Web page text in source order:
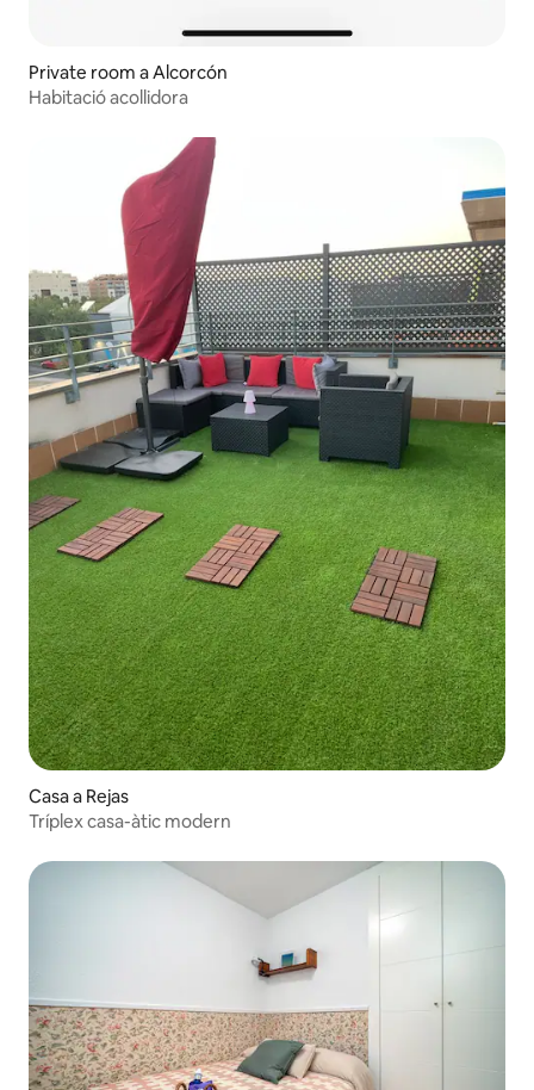
Private room a Alcorcón
Habitació acollidora
Casa a Rejas
Tríplex casa-àtic modern